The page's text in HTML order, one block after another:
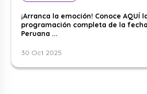
¡Arranca la emoción! Conoce AQUÍ
programación completa de la
Peruana ...
30 Oct 2025